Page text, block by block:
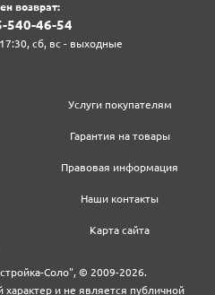
возврат:
5‍4‍0‍-4‍6‍-5‍4‍
сб, вс - выходные
Услуги покупателям
Гарантия на товары
Правовая информация
Наши контакты
Карта сайта
Соло", © 2009-2026.
и не является публичной